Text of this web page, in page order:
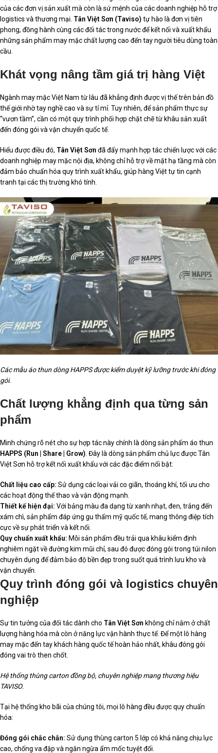
của các đơn vị sản xuất mà còn là sứ mệnh của các doanh nghiệp hỗ trợ
logistics và thương mại. Tân Việt Sơn (Taviso) tự hào là đơn vị tiên
phong, đồng hành cùng các đối tác trong nước để kết nối và xuất khẩu
những sản phẩm may mặc chất lượng cao đến tay người tiêu dùng toàn
cầu.
Khát vọng nâng tầm giá trị hàng Việt
Ngành may mặc Việt Nam từ lâu đã khẳng định được vị thế trên bản đồ
thế giới nhờ tay nghề cao và sự tỉ mỉ. Tuy nhiên, để sản phẩm thực sự
“vươn tầm”, cần có một quy trình phối hợp chặt chẽ từ khâu sản xuất
đến đóng gói và vận chuyển quốc tế.
Hiểu được điều đó, Tân Việt Sơn đã đẩy mạnh hợp tác chiến lược với các
doanh nghiệp may mặc nội địa, không chỉ hỗ trợ về mặt hạ tầng mà còn
đảm bảo chuẩn hóa quy trình xuất khẩu, giúp hàng Việt tự tin cạnh
tranh tại các thị trường khó tính.
Các mẫu áo thun dòng HAPPS được kiểm duyệt kỹ lưỡng trước khi đóng
gói.
Chất lượng khẳng định qua từng sản
phẩm
Minh chứng rõ nét cho sự hợp tác này chính là dòng sản phẩm áo thun
HAPPS (Run | Share | Grow) . Đây là dòng sản phẩm chủ lực được Tân
Việt Sơn hỗ trợ kết nối xuất khẩu với các đặc điểm nổi bật:
Chất liệu cao cấp: Sử dụng các loại vải co giãn, thoáng khí, tối ưu cho
các hoạt động thể thao và vận động mạnh.
Thiết kế hiện đại: Với bảng màu đa dạng từ xanh nhạt, đen, trắng đến
xám chì, sản phẩm đáp ứng gu thẩm mỹ quốc tế, mang thông điệp tích
cực về sự phát triển và kết nối.
Quy chuẩn xuất khẩu: Mỗi sản phẩm đều trải qua khâu kiểm định
nghiêm ngặt về đường kim mũi chỉ, sau đó được đóng gói trong túi nilon
chuyên dụng để đảm bảo độ bền đẹp trong suốt quá trình lưu kho và
vận chuyển.
Quy trình đóng gói và logistics chuyên
nghiệp
Sự tin tưởng của đối tác dành cho Tân Việt Sơn không chỉ nằm ở chất
lượng hàng hóa mà còn ở năng lực vận hành thực tế. Để một lô hàng
may mặc đến tay khách hàng quốc tế hoàn hảo nhất, khâu đóng gói
đóng vai trò then chốt.
Hệ thống thùng carton đồng bộ, chuyên nghiệp mang thương hiệu
TAVISO.
Tại hệ thống kho bãi của chúng tôi, mọi lô hàng đều được quy chuẩn
hóa:
Đóng gói chắc chắn: Sử dụng thùng carton 5 lớp có khả năng chịu lực
cao, chống va đập và ngăn ngừa ẩm mốc tuyệt đối.